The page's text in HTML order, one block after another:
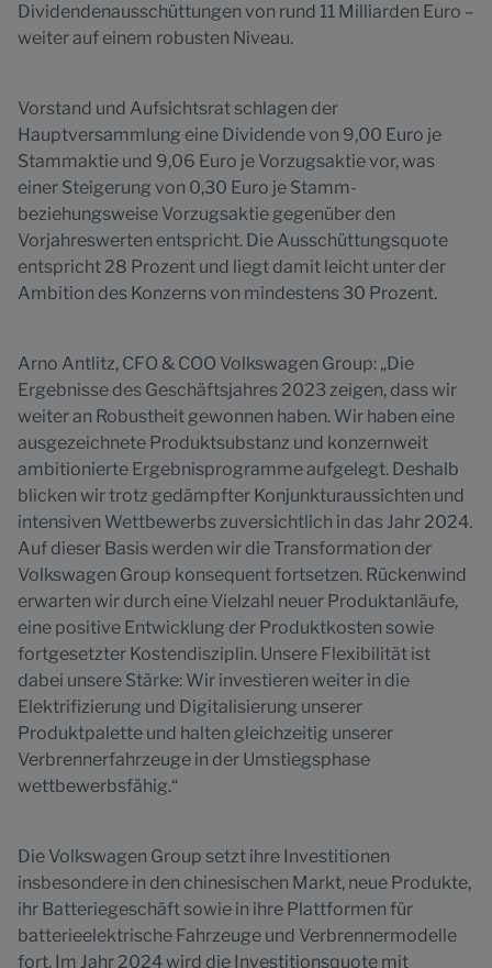
Dividendenausschüttungen von rund 11 Milliarden Euro –
weiter auf einem robusten Niveau.
Vorstand und Aufsichtsrat schlagen der
Hauptversammlung eine Dividende von 9,00 Euro je
Stammaktie und 9,06 Euro je Vorzugsaktie vor, was
einer Steigerung von 0,30 Euro je Stamm-
beziehungsweise Vorzugsaktie gegenüber den
Vorjahreswerten entspricht. Die Ausschüttungsquote
entspricht 28 Prozent und liegt damit leicht unter der
Ambition des Konzerns von mindestens 30 Prozent.
Arno Antlitz, CFO & COO Volkswagen Group: „Die
Ergebnisse des Geschäftsjahres 2023 zeigen, dass wir
weiter an Robustheit gewonnen haben. Wir haben eine
ausgezeichnete Produktsubstanz und konzernweit
ambitionierte Ergebnisprogramme aufgelegt. Deshalb
blicken wir trotz gedämpfter Konjunkturaussichten und
intensiven Wettbewerbs zuversichtlich in das Jahr 2024.
Auf dieser Basis werden wir die Transformation der
Volkswagen Group konsequent fortsetzen. Rückenwind
erwarten wir durch eine Vielzahl neuer Produktanläufe,
eine positive Entwicklung der Produktkosten sowie
fortgesetzter Kostendisziplin. Unsere Flexibilität ist
dabei unsere Stärke: Wir investieren weiter in die
Elektrifizierung und Digitalisierung unserer
Produktpalette und halten gleichzeitig unserer
Verbrennerfahrzeuge in der Umstiegsphase
wettbewerbsfähig.“
Die Volkswagen Group setzt ihre Investitionen
insbesondere in den chinesischen Markt, neue Produkte,
ihr Batteriegeschäft sowie in ihre Plattformen für
batterieelektrische Fahrzeuge und Verbrennermodelle
fort. Im Jahr 2024 wird die Investitionsquote mit